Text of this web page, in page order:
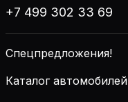
+7 499 302 33 69
Спецпредложения!
Каталог автомобилей